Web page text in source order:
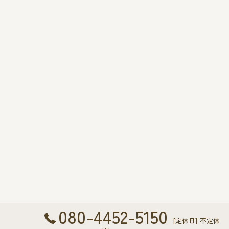
080-4452-5150 [定休日] 不定休